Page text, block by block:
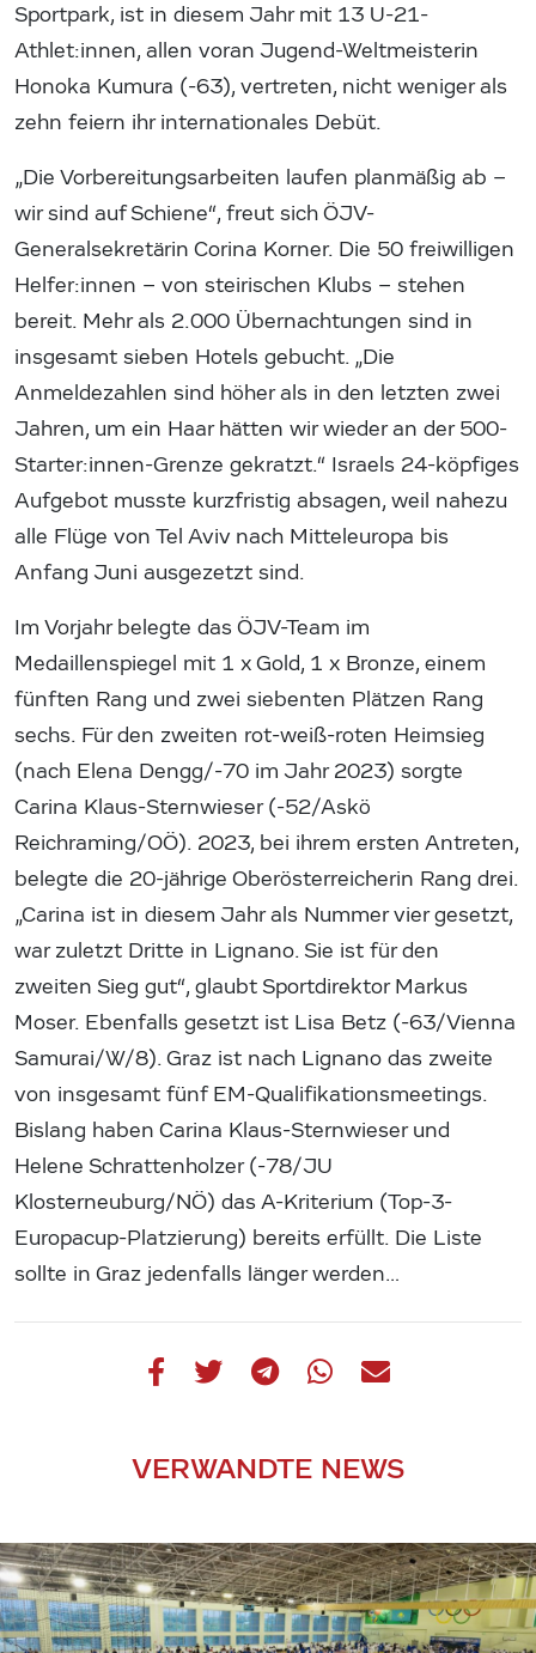
Sportpark, ist in diesem Jahr mit 13 U-21-
Athlet:innen, allen voran Jugend-Weltmeisterin
Honoka Kumura (-63), vertreten, nicht weniger als
zehn feiern ihr internationales Debüt.
„Die Vorbereitungsarbeiten laufen planmäßig ab –
wir sind auf Schiene“, freut sich ÖJV-
Generalsekretärin Corina Korner. Die 50 freiwilligen
Helfer:innen – von steirischen Klubs – stehen
bereit. Mehr als 2.000 Übernachtungen sind in
insgesamt sieben Hotels gebucht. „Die
Anmeldezahlen sind höher als in den letzten zwei
Jahren, um ein Haar hätten wir wieder an der 500-
Starter:innen-Grenze gekratzt.“ Israels 24-köpfiges
Aufgebot musste kurzfristig absagen, weil nahezu
alle Flüge von Tel Aviv nach Mitteleuropa bis
Anfang Juni ausgezetzt sind.
Im Vorjahr belegte das ÖJV-Team im
Medaillenspiegel mit 1 x Gold, 1 x Bronze, einem
fünften Rang und zwei siebenten Plätzen Rang
sechs. Für den zweiten rot-weiß-roten Heimsieg
(nach Elena Dengg/-70 im Jahr 2023) sorgte
Carina Klaus-Sternwieser (-52/Askö
Reichraming/OÖ). 2023, bei ihrem ersten Antreten,
belegte die 20-jährige Oberösterreicherin Rang drei.
„Carina ist in diesem Jahr als Nummer vier gesetzt,
war zuletzt Dritte in Lignano. Sie ist für den
zweiten Sieg gut“, glaubt Sportdirektor Markus
Moser. Ebenfalls gesetzt ist Lisa Betz (-63/Vienna
Samurai/W/8). Graz ist nach Lignano das zweite
von insgesamt fünf EM-Qualifikationsmeetings.
Bislang haben Carina Klaus-Sternwieser und
Helene Schrattenholzer (-78/JU
Klosterneuburg/NÖ) das A-Kriterium (Top-3-
Europacup-Platzierung) bereits erfüllt. Die Liste
sollte in Graz jedenfalls länger werden…
VERWANDTE NEWS